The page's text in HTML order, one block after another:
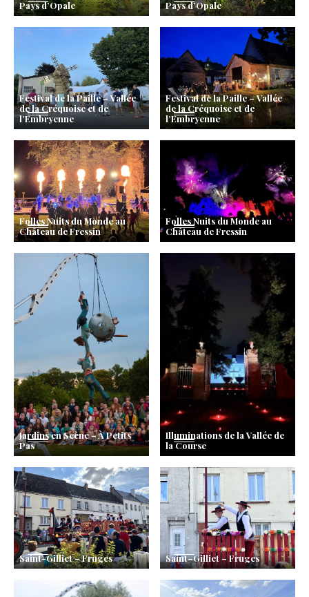
Pays d’Opale
Pays d’Opale
Festival de la Paille – Vallée
de la Créquoise et de
l’Embryenne
Festival de la Paille – Vallée
de la Créquoise et de
l’Embryenne
Folles Nuits du Monde au
Château de Fressin
Folles Nuits du Monde au
Château de Fressin
Jardins en Scène – À Petits
Pas
Illuminations de la Vallée de
la Course
Saint-Gilliet – Fruges Saint–Gilliet – Fruges